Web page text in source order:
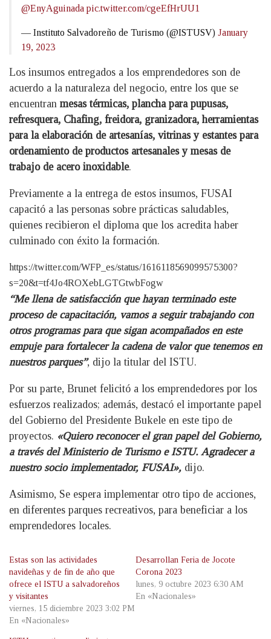
@EnyAguinada pic.twitter.com/cgeEfHrUU1
— Instituto Salvadoreño de Turismo (@ISTUSV) January
19, 2023
Los insumos entregados a los emprendedores son de
acuerdo a la naturaleza del negocio, entre los que se
encuentran mesas térmicas, plancha para pupusas,
refresquera, Chafing, freidora, granizadora, herramientas
para la elaboración de artesanías, vitrinas y estantes para
ordenamiento de productos artesanales y mesas de
trabajo de acero inoxidable.
Previamente a la entrega de estos insumos, FUSAI
capacitó a las personas sobre prácticas saludables,
quienes recibieron el diploma que los acredita haber
culminado con éxito la formación.
https://twitter.com/WFP_es/status/1616118569099575300?
s=20&t=tf4Jo4ROXebLGTGtwbFogw
“Me llena de satisfacción que hayan terminado este
proceso de capacitación, vamos a seguir trabajando con
otros programas para que sigan acompañados en este
empuje para fortalecer la cadena de valor que tenemos en
nuestros parques”, dijo la titular del ISTU.
Por su parte, Brunet felicitó a los emprendedores por los
esfuerzos realizados; además, destacó el importante papel
del Gobierno del Presidente Bukele en este tipo de
proyectos. «Quiero reconocer el gran papel del Gobierno,
a través del Ministerio de Turismo e ISTU. Agradecer a
nuestro socio implementador, FUSAI», dijo.
Asimismo, Se espera implementar otro tipo de acciones,
en diferentes parques recreativos, para beneficiar a los
emprendedores locales.
Estas son las actividades
navideñas y de fin de año que
ofrece el ISTU a salvadoreños
y visitantes
viernes, 15 diciembre 2023 3:02 PM
En «Nacionales»
Desarrollan Feria de Jocote
Corona 2023
lunes, 9 octubre 2023 6:30 AM
En «Nacionales»